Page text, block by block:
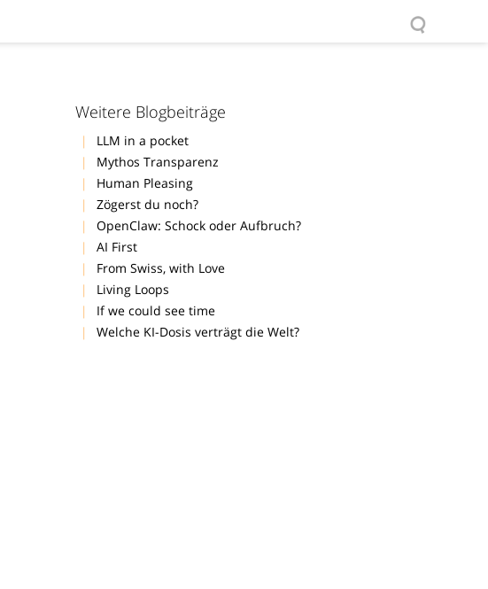
Weitere Blogbeiträge
LLM in a pocket
Mythos Transparenz
Human Pleasing
Zögerst du noch?
OpenClaw: Schock oder Aufbruch?
AI First
From Swiss, with Love
Living Loops
If we could see time
Welche KI-Dosis verträgt die Welt?